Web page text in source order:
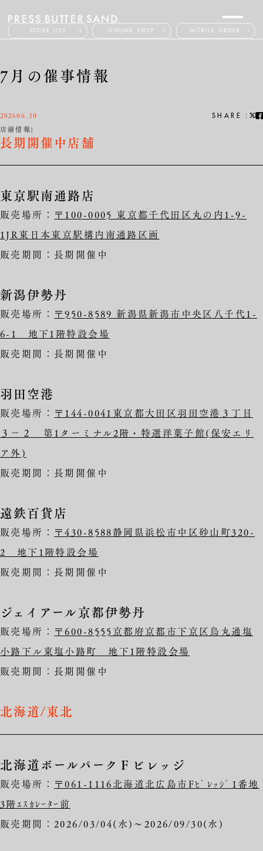
STORE LIST ONLINE SHOP MOBILE ORDER
7月の催事情報
202606.30
店舗情報
SHARE :
長期開催中店舗
東京駅南通路店
販売場所：〒100-0005 東京都千代田区丸の内1-9-
1JR東日本東京駅構内南通路区画
販売期間：長期開催中
新潟伊勢丹
販売場所：〒950-8589 新潟県新潟市中央区八千代1-
6-1 地下1階特設会場
販売期間：長期開催中
羽田空港
販売場所：〒144-0041東京都大田区羽田空港３丁目
３−２ 第1ターミナル2階・特選洋菓子館(保安エリ
ア外)
販売期間：長期開催中
遠鉄百貨店
販売場所：〒430-8588静岡県浜松市中区砂山町320-
2 地下1階特設会場
販売期間：長期開催中
ジェイアール京都伊勢丹
販売場所：〒600-8555京都府京都市下京区烏丸通塩
小路下ル東塩小路町 地下1階特設会場
販売期間：長期開催中
北海道/東北
北海道ボールパークＦビレッジ
販売場所： 〒061-1116北海道北広島市Fﾋﾞﾚｯｼﾞ1番地
3階ｴｽｶﾚｰﾀｰ前
販売期間：2026/03/04(水)～2026/09/30(水)